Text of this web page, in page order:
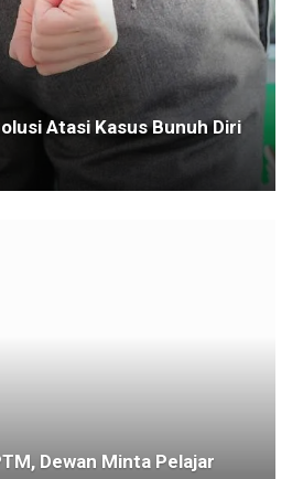
Atasi Kasus Bunuh Diri
Dewan Minta Pelajar